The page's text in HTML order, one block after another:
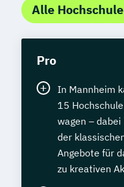
Alle
Pro
In Mannheim
15
wagen –
der
Angebote für
zu kreativen